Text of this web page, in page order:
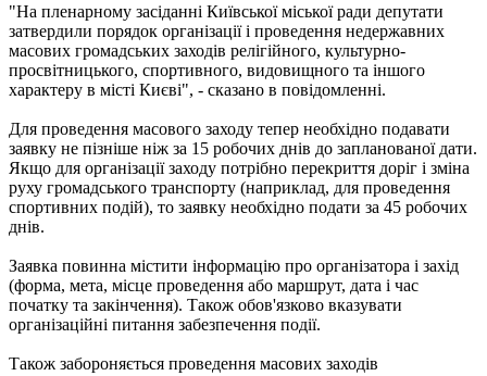
"На пленарному засіданні Київської міської ради депутати
затвердили порядок організації і проведення недержавних
масових громадських заходів релігійного, культурно-
просвітницького, спортивного, видовищного та іншого
характеру в місті Києві", - сказано в повідомленні.
Для проведення масового заходу тепер необхідно подавати
заявку не пізніше ніж за 15 робочих днів до запланованої дати.
Якщо для організації заходу потрібно перекриття доріг і зміна
руху громадського транспорту (наприклад, для проведення
спортивних подій), то заявку необхідно подати за 45 робочих
днів.
Заявка повинна містити інформацію про організатора і захід
(форма, мета, місце проведення або маршрут, дата і час
початку та закінчення). Також обов'язково вказувати
організаційні питання забезпечення події.
Також забороняється проведення масових заходів